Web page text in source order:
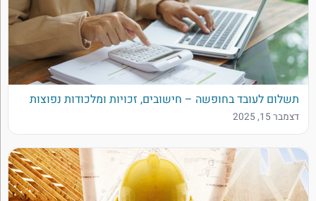
תשלום לעובד בחופשה – חישובים, זכויות ומלכודות נפוצות
דצמבר 15, 2025